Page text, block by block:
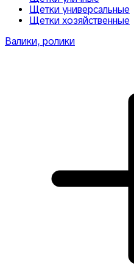
Щетки универсальные
Щетки хозяйственные
Валики, ролики